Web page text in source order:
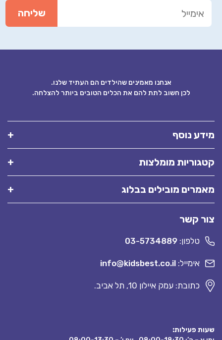
אנחנו מאמינים שהילדים הם העתיד שלנו.
לכן חשוב לתת להם את הכלים הטובים ביותר להצלחה.
נוסף
מומלצות
מובילים בבלוג
קשר
טלפון:03-5734889
אימייל:info@kidsbest.co.il
כתובת: עמק איילון 10, תל אביב.
פעילות: